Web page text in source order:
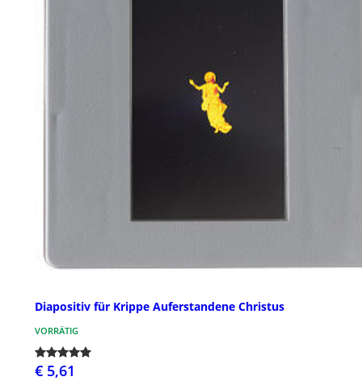
Diapositiv für Krippe Auferstandene Christus
VORRÄTIG
€ 5,61